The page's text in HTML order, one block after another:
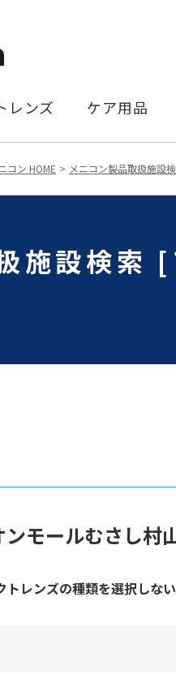
レンズ ケア用品
コン HOME メニコン製品取扱施設
施設検索
モールむさし村
トレンズの種類を選択しない